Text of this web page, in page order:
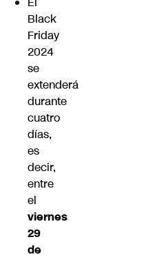
Black
Friday
2024
se
extenderá
durante
cuatro
días,
es
decir,
entre
el
viernes
29
de